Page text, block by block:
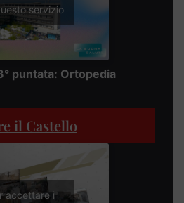
servizio
puntata: Ortopedia
il Castello
accettare i